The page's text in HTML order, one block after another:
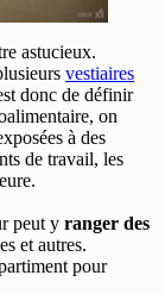
astucieux.
vestiaires
donc de définir
on
à des
de travail, les
peut y ranger des
et autres.
pour